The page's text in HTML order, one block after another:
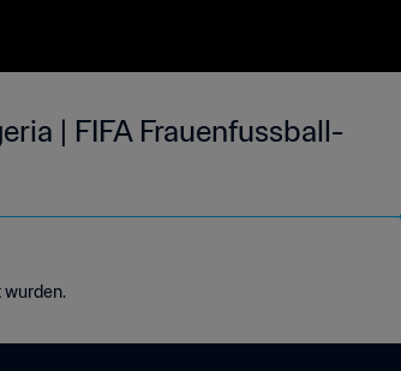
| FIFA Frauenfussball-
wurden.